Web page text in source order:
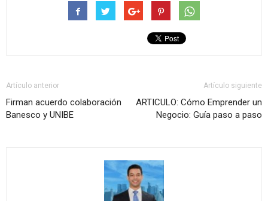
Artículo anterior
Firman acuerdo colaboración
Banesco y UNIBE
Artículo siguiente
ARTICULO: Cómo Emprender un
Negocio: Guía paso a paso